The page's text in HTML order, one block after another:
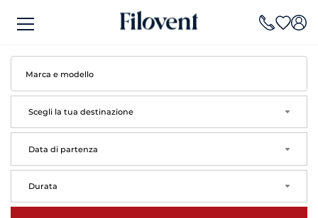
Scegli la tua destinazione
Data di partenza
Durata